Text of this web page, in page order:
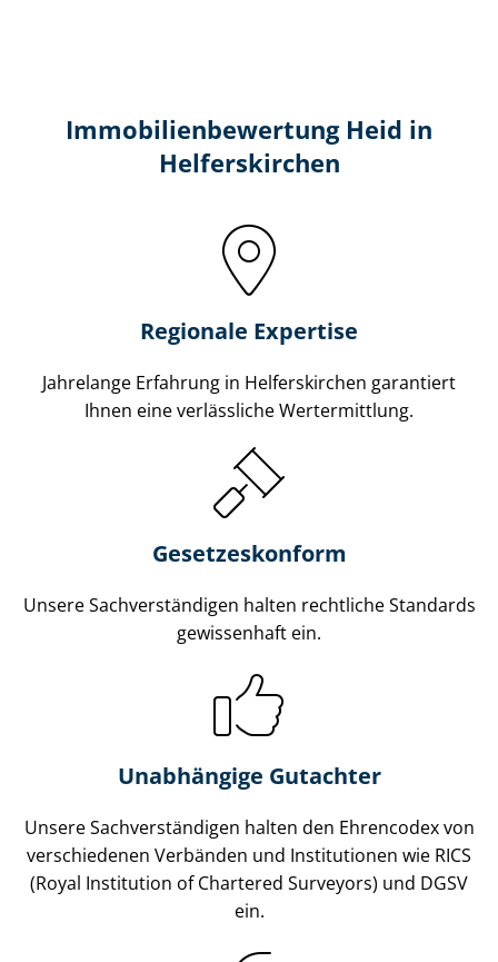
Immobilien­bewertung Heid in
Helferskirchen
Regionale Expertise
Jahrelange Erfahrung in Helferskirchen garantiert
Ihnen eine verlässliche Wertermittlung.
Gesetzes­konform
Unsere Sach­ver­stän­di­gen halten rechtliche Standards
gewissenhaft ein.
Unabhängige Gutachter
Unsere Sach­ver­stän­di­gen halten den Ehrencodex von
verschiedenen Verbänden und Institutionen wie RICS
(Royal Institution of Chartered Surveyors) und DGSV
ein.